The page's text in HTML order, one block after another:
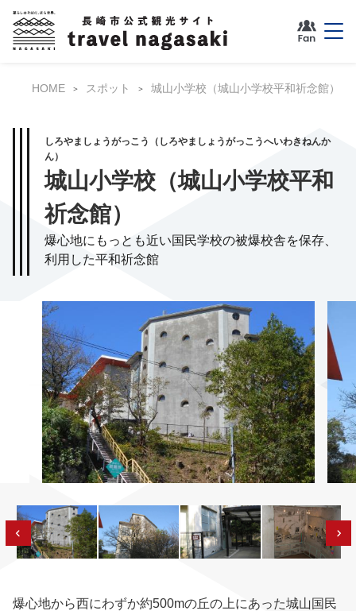
HOME スポット 城山小学校（城山小学校平和祈念館）
しろやましょうがっこう（しろやましょうがっこうへいわきねんか
ん）
城山小学校（城山小学校平和
祈念館）
爆心地にもっとも近い国民学校の被爆校舎を保存、
利用した平和祈念館
爆心地から西にわずか約500mの丘の上にあった城山国民